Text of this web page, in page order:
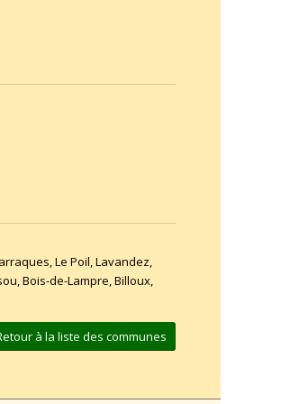
Le Poil, Lavandez,
Bois-de-Lampre, Billoux,
à la liste des communes